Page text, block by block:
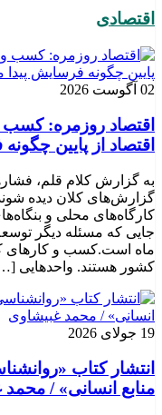
اقتصادی
02 آگوست 2026
اقتصاد روزمره: کسب‌
اقتصاد از پایین
به گزارش کلام قلم،
گزارش‌های کلان دیده
کارگاه‌های محلی و
جایی که مسئله دیگر
ماه است.کسب‌ و کارهای
کشور هستند. واحدهایی
19 جولای 2026
انتشار کتاب
منابع انسانی» /